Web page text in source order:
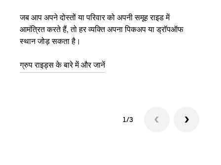
जब आप अपने दोस्तों या परिवार को अपनी समूह राइड में
आमंत्रित करते हैं, तो हर व्यक्ति अपना पिकअप या ड्रॉपऑफ
स्थान जोड़ सकता है।
ग्रुप राइड्स के बारे में और जानें
1/3